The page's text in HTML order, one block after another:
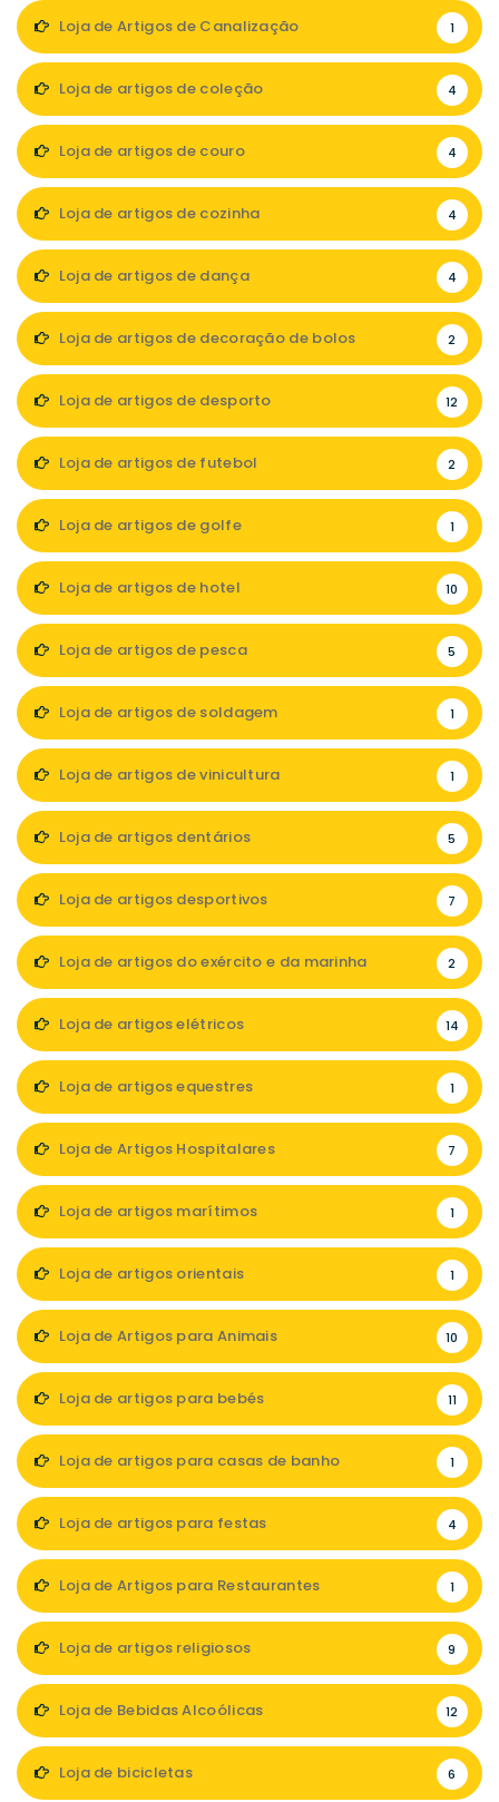
Loja de Artigos de Canalização 1
Loja de artigos de coleção 4
Loja de artigos de couro 4
Loja de artigos de cozinha 4
Loja de artigos de dança 4
Loja de artigos de decoração de bolos 2
Loja de artigos de desporto 12
Loja de artigos de futebol 2
Loja de artigos de golfe 1
Loja de artigos de hotel 10
Loja de artigos de pesca 5
Loja de artigos de soldagem 1
Loja de artigos de vinicultura 1
Loja de artigos dentários 5
Loja de artigos desportivos 7
Loja de artigos do exército e da marinha 2
Loja de artigos elétricos 14
Loja de artigos equestres 1
Loja de Artigos Hospitalares 7
Loja de artigos marítimos 1
Loja de artigos orientais 1
Loja de Artigos para Animais 10
Loja de artigos para bebés 11
Loja de artigos para casas de banho 1
Loja de artigos para festas 4
Loja de Artigos para Restaurantes 1
Loja de artigos religiosos 9
Loja de Bebidas Alcoólicas 12
Loja de bicicletas 6